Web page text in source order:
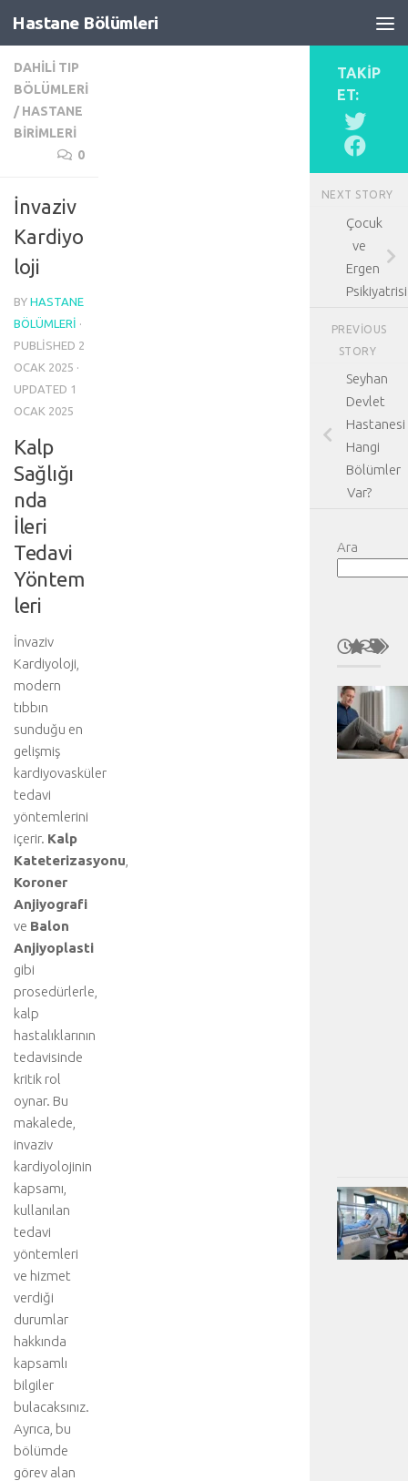
Skip to content
Hastane Bölümleri
DAHILI TIP
BÖLÜMLERI
/ HASTANE
BIRIMLERI
0
İnvaziv
Kardiyo
loji
BY HASTANE
BÖLÜMLERI ·
PUBLISHED 2
OCAK 2025 ·
UPDATED 1
OCAK 2025
Kalp
Sağlığı
nda
İleri
Tedavi
Yöntem
leri
İnvaziv
Kardiyoloji,
modern
tıbbın
sunduğu en
gelişmiş
kardiyovasküler
tedavi
yöntemlerini
içerir. Kalp
Kateterizasyonu
Koroner
Anjiyografi
ve Balon
Anjiyoplasti
gibi
prosedürlerle,
kalp
hastalıklarının
tedavisinde
kritik rol
oynar. Bu
makalede,
invaziv
kardiyolojinin
kapsamı,
kullanılan
tedavi
yöntemleri
ve hizmet
verdiği
durumlar
hakkında
kapsamlı
bilgiler
bulacaksınız.
Ayrıca, bu
bölümde
görev alan
TAKIP
ET:
NEXT STORY
Çocuk
ve
Ergen
Psikiyatrisi
PREVIOUS
STORY
Seyhan
Devlet
Hastanesi
Hangi
Bölümler
Var?
Ara